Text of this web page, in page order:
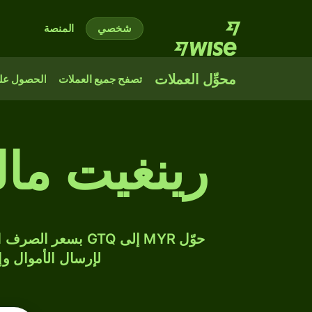
شخصي المنصة
محوِّل العملات تصفح جميع العملات الحصول
رينغيت
لإرسال الأموال